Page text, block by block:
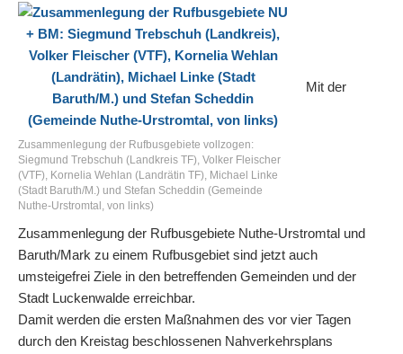
Zusammenlegung der Rufbusgebiete vollzogen:
Siegmund Trebschuh (Landkreis TF), Volker Fleischer
(VTF), Kornelia Wehlan (Landrätin TF), Michael Linke
(Stadt Baruth/M.) und Stefan Scheddin (Gemeinde
Nuthe-Urstromtal, von links)
Mit der
Zusammenlegung der Rufbusgebiete Nuthe-Urstromtal und
Baruth/Mark zu einem Rufbusgebiet sind jetzt auch
umsteigefrei Ziele in den betreffenden Gemeinden und der
Stadt Luckenwalde erreichbar.
Damit werden die ersten Maßnahmen des vor vier Tagen
durch den Kreistag beschlossenen Nahverkehrsplans